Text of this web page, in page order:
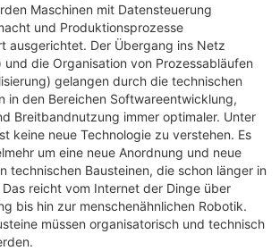
Maschinen mit Datensteuerung
und Produktionsprozesse
ausgerichtet. Der Übergang ins Netz
und die Organisation von Prozessabläufen
gelangen durch die technischen
in den Bereichen Softwareentwicklung,
Breitbandnutzung immer optimaler. Unter
keine neue Technologie zu verstehen. Es
um eine neue Anordnung und neue
technischen Bausteinen, die schon länger in
reicht vom Internet der Dinge über
bis hin zur menschenähnlichen Robotik.
müssen organisatorisch und technisch